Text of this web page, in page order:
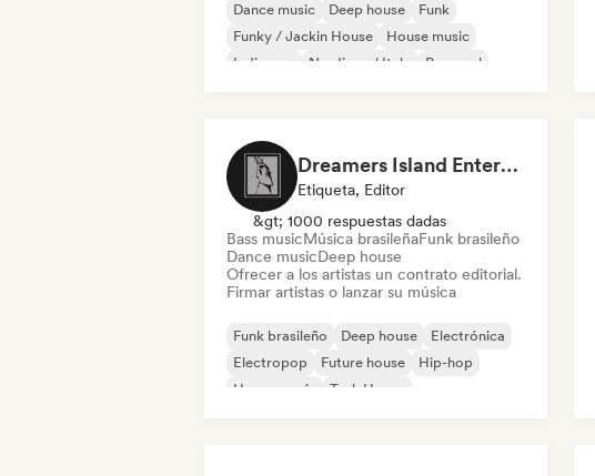
Dance music Deep house
Funk
Funky / Jackin House
House music
Indie pop
Nu-disco / Italo Pop soul
Dreamers Island Entertainment
Etiqueta, Editor
&gt; 1000 respuestas dadas
Bass musicMúsica brasileñaFunk brasileño
Dance musicDeep house
Ofrecer a los artistas un contrato editorial.
Firmar artistas o lanzar su música
Funk brasileño Deep house
Electrónica
Electropop
Future house
Hip-hop
House music
Tech House